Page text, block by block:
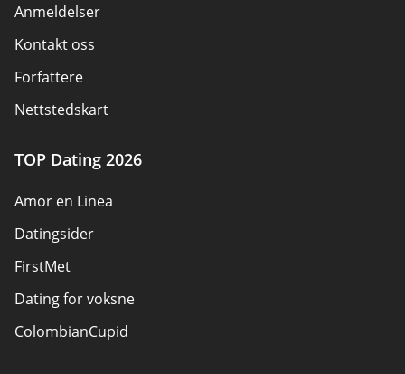
Anmeldelser
Kontakt oss
Forfattere
Nettstedskart
TOP Dating 2026
Amor en Linea
Datingsider
FirstMet
Dating for voksne
ColombianCupid